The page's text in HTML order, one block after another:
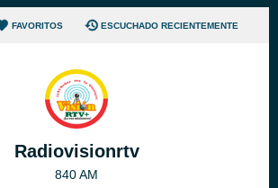
FAVORITOS ESCUCHADO RECIENTEMENTE
Radiovisionrtv
840 AM